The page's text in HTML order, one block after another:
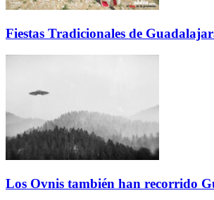
Fiestas Tradicionales de
Los Ovnis también han recorrido